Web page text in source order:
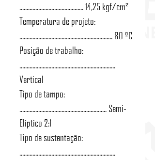
............................................ 14,25 kgf/cm²
Temperatura de projeto:
................................................................ 80 ºC
Posição de trabalho:
..................................................................
Vertical
Tipo de tampo:
............................................................ Semi-
Eliptico 2:1
Tipo de sustentação:
..................................................................